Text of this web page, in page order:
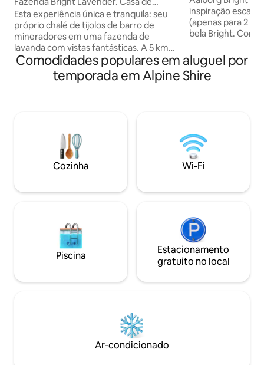
campo de tijolos de barro dos mineiros 1
Esta experiência única e tranquila: seu
próprio chalé de tijolos de barro de
mineradores em uma fazenda de
lavanda com vistas fantásticas. A 5 km
de Bright. Também nas proximidades, há
a trilha ferroviária, o campo de golfe e
trilhas para caminhada, o Monte Buffalo
riacho na montanha próximo, também
na propriedade. A lavanda floresce por
volta de meados de dezembro e é
colhida em fevereiro para a produção de
inspiração
(apenas para 2
bela Bright. Com
e design
ele define a
procuram
significa que
do máximo
pegada de
Comodidades populares em aluguel por
temporada em Alpine Shire
Cozinha Wi-Fi
Piscina
Estacionamento
gratuito no local
Ar-condicionado